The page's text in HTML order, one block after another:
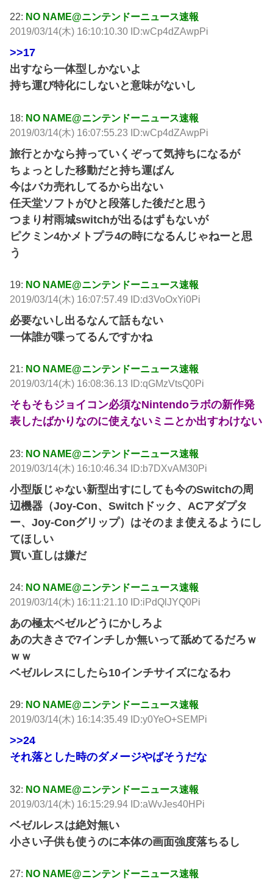
22: NO NAME@ニンテンドーニュース速報
2019/03/14(木) 16:10:10.30 ID:wCp4dZAwpPi
>>17
出すなら一体型しかないよ
持ち運び特化にしないと意味がないし
18: NO NAME@ニンテンドーニュース速報
2019/03/14(木) 16:07:55.23 ID:wCp4dZAwpPi
旅行とかなら持っていくぞって気持ちになるが
ちょっとした移動だと持ち運ばん
今はバカ売れしてるから出ない
任天堂ソフトがひと段落した後だと思う
つまり村雨城switchが出るはずもないが
ピクミン4かメトプラ4の時になるんじゃねーと思
う
19: NO NAME@ニンテンドーニュース速報
2019/03/14(木) 16:07:57.49 ID:d3VoOxYi0Pi
必要ないし出るなんて話もない
一体誰が喋ってるんですかね
21: NO NAME@ニンテンドーニュース速報
2019/03/14(木) 16:08:36.13 ID:qGMzVtsQ0Pi
そもそもジョイコン必須なNintendoラボの新作発
表したばかりなのに使えないミニとか出すわけない
23: NO NAME@ニンテンドーニュース速報
2019/03/14(木) 16:10:46.34 ID:b7DXvAM30Pi
小型版じゃない新型出すにしても今のSwitchの周
辺機器（Joy-Con、Switchドック、ACアダプタ
ー、Joy-Conグリップ）はそのまま使えるようにし
てほしい
買い直しは嫌だ
24: NO NAME@ニンテンドーニュース速報
2019/03/14(木) 16:11:21.10 ID:iPdQlJYQ0Pi
あの極太ベゼルどうにかしろよ
あの大きさで7インチしか無いって舐めてるだろｗ
ｗｗ
ベゼルレスにしたら10インチサイズになるわ
29: NO NAME@ニンテンドーニュース速報
2019/03/14(木) 16:14:35.49 ID:y0YeO+SEMPi
>>24
それ落とした時のダメージやばそうだな
32: NO NAME@ニンテンドーニュース速報
2019/03/14(木) 16:15:29.94 ID:aWvJes40HPi
ベゼルレスは絶対無い
小さい子供も使うのに本体の画面強度落ちるし
27: NO NAME@ニンテンドーニュース速報